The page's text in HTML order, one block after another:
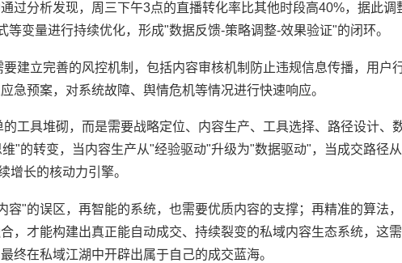
过分析发现，周三下午3点的直播转化率比其他时段高40%，据此调
变量进行持续优化，形成"数据反馈-策略调整-效果验证"的闭环。
建立完善的风控机制，包括内容审核机制防止违规信息传播，用户
急预案，对系统故障、舆情危机等情况进行快速响应。
工具堆砌，而是需要战略定位、内容生产、工具选择、路径设计、
"的转变，当内容生产从"经验驱动"升级为"数据驱动"，当成交路径
增长的核动力引擎。
"的误区，再智能的系统，也需要优质内容的支撑；再精准的算法
，才能构建出真正能自动成交、持续裂变的私域内容生态系统，这
终在私域江湖中开辟出属于自己的成交蓝海。